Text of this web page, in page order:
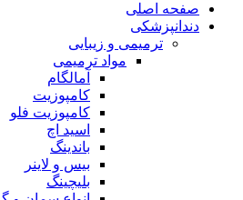
صفحه اصلی
دندانپزشکی
ترمیمی و زیبایی
مواد ترمیمی
آمالگام
کامپوزیت
کامپوزیت فلو
اسید اچ
باندینگ
بیس و لاینر
بلیچینگ